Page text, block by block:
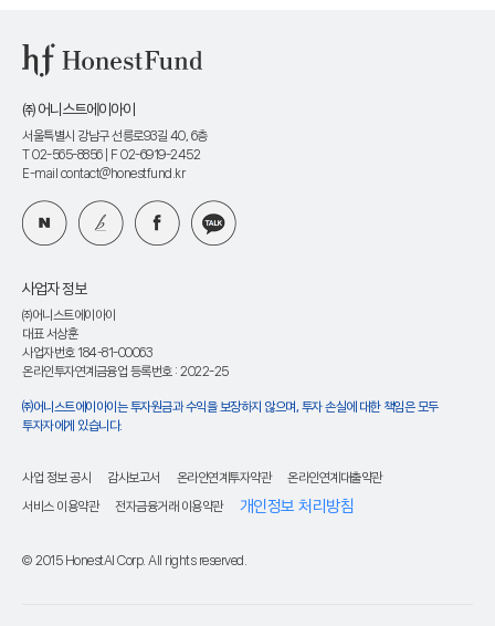
㈜ 어니스트에이아이
서울특별시 강남구 선릉로93길 40, 6층
T 02-565-8856| F 02-6919-2452
E-mail contact@honestfund.kr
사업자 정보
㈜어니스트에이아이
대표 서상훈
사업자번호 184-81-00063
온라인투자연계금융업 등록번호 : 2022-25
㈜어니스트에이아이는 투자원금과 수익을 보장하지 않으며, 투자 손실에 대한 책임은 모두
투자자에게 있습니다.
사업 정보 공시 감사보고서 온라인연계투자약관
온라인연계대출약관
서비스 이용약관
전자금융거래 이용약관 개인정보 처리방침
© 2015 HonestAI Corp. All rights reserved.